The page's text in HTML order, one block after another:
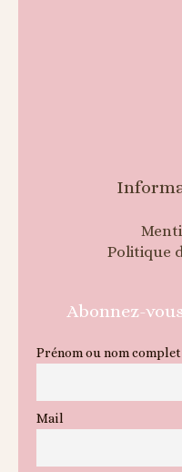
Politique
Abonnez-
Prénom ou nom complet
Mail